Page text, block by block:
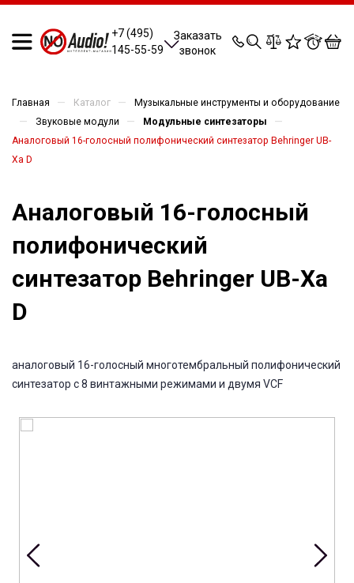
+7 (495)
145-55-59
Заказать
звонок
0 0 0 0
Главная — Каталог — Музыкальные инструменты и оборудование
— Звуковые модули — Модульные синтезаторы —
Аналоговый 16-голосный полифонический синтезатор Behringer UB-
Xa D
Аналоговый 16-голосный
полифонический
синтезатор Behringer UB-Xa
D
аналоговый 16-голосный многотембральный полифонический
синтезатор с 8 винтажными режимами и двумя VCF